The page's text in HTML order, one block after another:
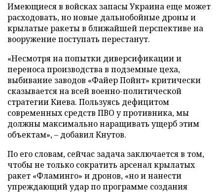
Имеющиеся в войсках запасы Украина еще может
расходовать, но новые дальнобойные дроны и
крылатые ракеты в ближайшей перспективе на
вооружение поступать перестанут.
«Несмотря на попытки диверсификации и
переноса производства в подземные цеха,
выбивание заводов «Файер Пойнт» критически
сказывается на всей военно-политической
стратегии Киева. Пользуясь дефицитом
современных средств ПВО у противника, мы
должны максимально наращивать ущерб этим
объектам», – добавил Кнутов.
По его словам, сейчас задача заключается в том,
чтобы не только сократить арсенал крылатых
ракет «Фламинго» и дронов, «но и нанести
упреждающий удар по программе создания